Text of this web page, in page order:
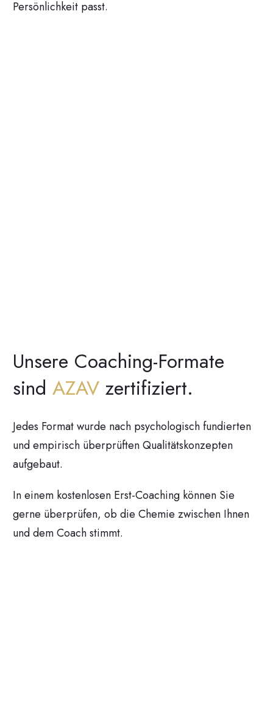
Persönlichkeit passt.
Unsere Coaching-Formate
sind AZAV zertifiziert.
Jedes Format wurde nach psychologisch fundierten
und empirisch überprüften Qualitätskonzepten
aufgebaut.
In einem kostenlosen Erst-Coaching können Sie
gerne überprüfen, ob die Chemie zwischen Ihnen
und dem Coach stimmt.